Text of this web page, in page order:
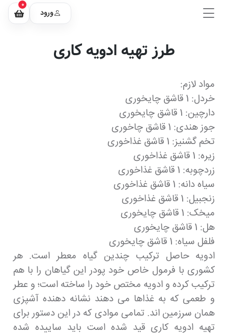
ورود
0
طرز تهیه ادویه کاری
مواد لازم:
خردل: 1 قاشق چایخوری
دارچین: 1 قاشق چایخوری
جوز هندی: 1 قاشق چاخوری
تخم گشنیز: 1 قاشق غذاخوری
زیره: 1 قاشق غذاخوری
زردچوبه: 1 قاشق غذاخوری
سیاه دانه: 1 قاشق غذاخوری
زنجبیل: 1 قاشق غذاخوری
میخک: 1 قاشق چایخوری
هل: 1 قاشق چایخوری
فلفل سیاه: 1 قاشق چایخوری
ادویه حاصل ترکیب چندین گیاه معطر است. هر
کشوری با فرمول خاص خود پودر این گیاهان را با هم
ترکیب کرده و ادویه مختص خود را ساخته است؛ و عطر
و طعمی که به غذاها می دهند نشانه دهنده آشپزی
همان سرزمین اند. تمامی موادی که در این دستور برای
تهیه ادویه کاری قید شده است باید ساییده شده